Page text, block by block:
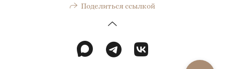
Поделиться ссылкой